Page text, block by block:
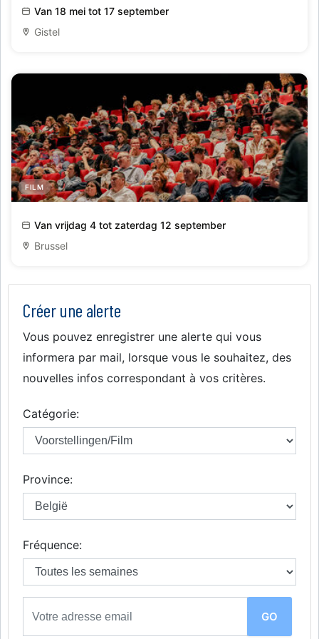
Van 18 mei tot 17 september
Gistel
FILM
Brussels International Film Festival
Van vrijdag 4 tot zaterdag 12 september
Brussel
Créer une alerte
Vous pouvez enregistrer une alerte qui vous
informera par mail, lorsque vous le souhaitez, des
nouvelles infos correspondant à vos critères.
Catégorie:
Province:
Fréquence: